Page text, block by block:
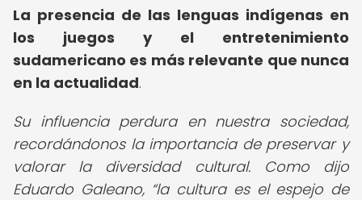
La presencia de las lenguas indígenas en
los juegos y el entretenimiento
sudamericano es más relevante que nunca
en la actualidad.
Su influencia perdura en nuestra sociedad,
recordándonos la importancia de preservar y
valorar la diversidad cultural. Como dijo
Eduardo Galeano, la cultura es el espejo de